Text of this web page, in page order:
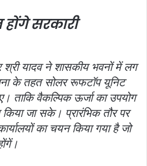
होंगे सरकारी
यादव ने शासकीय भवनों में लग
के तहत सोलर रूफटॉप यूनिट
ताकि वैकल्पिक ऊर्जा का उपयोग
जा सके। प्रारंभिक तौर पर
का चयन किया गया है जो